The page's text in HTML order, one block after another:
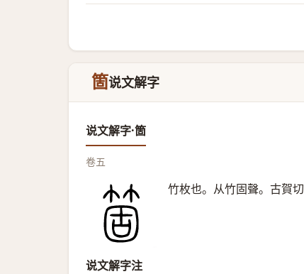
箇说文解字
说文解字·箇
卷五
竹枚也。从竹固聲。古賀切
说文解字注